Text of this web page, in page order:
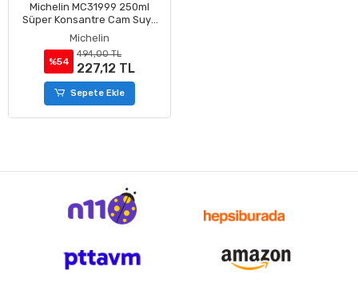
Michelin MC31999 250ml
Süper Konsantre Cam Suyu
Katkılı Bahar Kokulu
Michelin
%54
494,00 TL
227,12 TL
Sepete Ekle